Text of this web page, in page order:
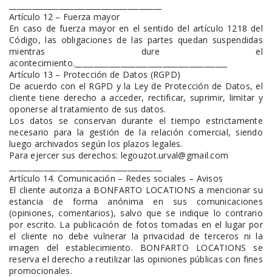
Artículo 12 – Fuerza mayor
En caso de fuerza mayor en el sentido del artículo 1218 del
Código, las obligaciones de las partes quedan suspendidas
mientras dure el
acontecimiento.________________________________________
Artículo 13 – Protección de Datos (RGPD)
De acuerdo con el RGPD y la Ley de Protección de Datos, el
cliente tiene derecho a acceder, rectificar, suprimir, limitar y
oponerse al tratamiento de sus datos.
Los datos se conservan durante el tiempo estrictamente
necesario para la gestión de la relación comercial, siendo
luego archivados según los plazos legales.
Para ejercer sus derechos: legouzot.urval@gmail.com
Artículo 14. Comunicación – Redes sociales – Avisos
El cliente autoriza a BONFARTO LOCATIONS a mencionar su
estancia de forma anónima en sus comunicaciones
(opiniones, comentarios), salvo que se indique lo contrario
por escrito. La publicación de fotos tomadas en el lugar por
el cliente no debe vulnerar la privacidad de terceros ni la
imagen del establecimiento. BONFARTO LOCATIONS se
reserva el derecho a reutilizar las opiniones públicas con fines
promocionales.